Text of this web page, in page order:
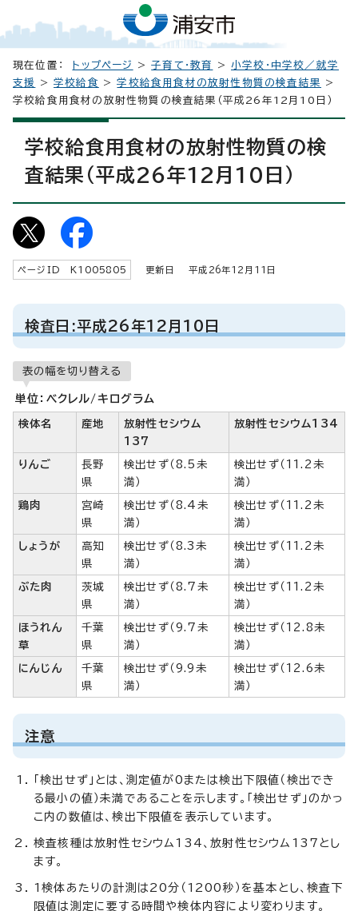
現在位置： トップページ >子育て・教育 >小学校・中学校／就学
支援
>学校給食 >学校給食用食材の放射性物質の検査結果
>
学校給食用食材の放射性物質の検査結果（平成26年12月10日）
学校給食用食材の放射性物質の検
査結果（平成26年12月10日）
ページID K 1005805 更新日 平成 26年12 月 11 日
検査日:平成26年12月10日
表の幅を切り替える
単位：ベクレル/キログラム
検体名 産地
放射性セシウム
137
放射性セシウム134
りんご
長野
県
検出せず（8.5未
満）
検出せず（11.2未
満）
鶏肉
宮崎
県
検出せず（8.4未
満）
検出せず（11.2未
満）
しょうが
高知
県
検出せず（8.3未
満）
検出せず（11.2未
満）
ぶた肉
茨城
県
検出せず（8.7未
満）
検出せず（11.2未
満）
ほうれん
草
千葉
県
検出せず（9.7未
満）
検出せず（12.8未
満）
にんじん
千葉
県
検出せず（9.9未
満）
検出せず（12.6未
満）
注意
「検出せず」とは、測定値が0または検出下限値（検出でき
る最小の値）未満であることを示します。「検出せず」のかっ
こ内の数値は、検出下限値を表示しています。
検査核種は放射性セシウム134、放射性セシウム137とし
ます。
1検体あたりの計測は20分（1200秒）を基本とし、検査下
限値は測定に要する時間や検体内容により変わります。